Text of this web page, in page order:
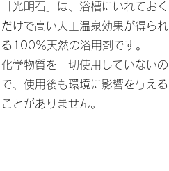
「光明石」は、浴槽にいれておく
だけで高い人工温泉効果が得られ
る100％天然の浴用剤です。
​化学物質を一切使用していないの
で、使用後も環境に影響を与える
ことがありません。